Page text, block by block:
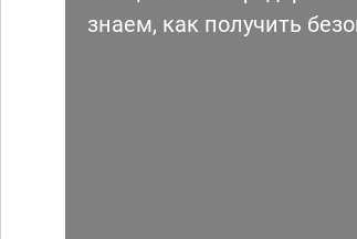
знаем, как получить